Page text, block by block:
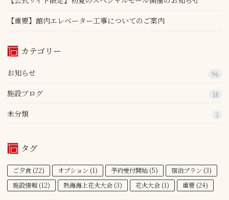
【重要】館内エレベーター工事についてのご案内
カテゴリー
お知らせ 96
施設ブログ 18
未分類 3
タグ
ご夕食 (22) オプション (1) 予約受付開始 (5) 宿泊プラン (3)
施設情報 (12) 熱海海上花火大会 (3) 花火大会 (1) 重要 (24)